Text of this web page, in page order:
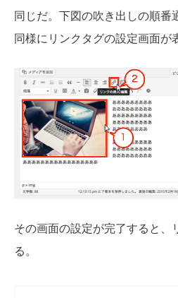
同じだ。下図の吹き出しの順番
同様にリンクタグの設定画面が
その画面の設定が完了すると、
る。